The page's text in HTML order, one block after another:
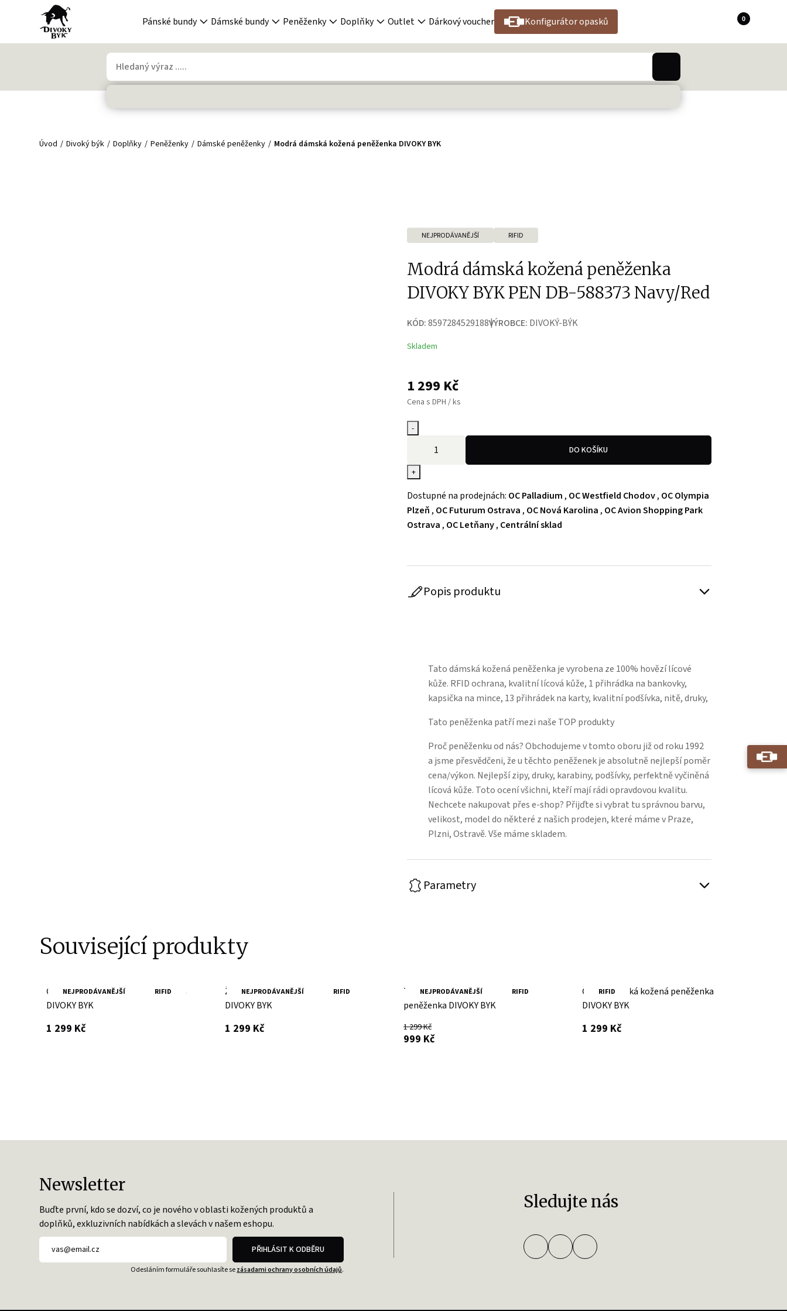
Pánské bundy Dámské bundy Peněženky Doplňky Outlet Dárkový voucher Konfigurátor opasků 0
Úvod Divoký býk Doplňky Peněženky Dámské peněženky Modrá dámská kožená peněženka DIVOKY BYK
NEJPRODÁVANĚJŠÍ RIFID
Modrá dámská kožená peněženka
DIVOKY BYK PEN DB-588373 Navy/Red
KÓD:8597284529188VÝROBCE: DIVOKÝ-BÝK
Skladem
1 299 Kč
Cena s DPH / ks
-
+
DO KOŠÍKU
Dostupné na prodejnách: OC Palladium , OC Westfield Chodov, OC Olympia
Plzeň , OC Futurum Ostrava , OC Nová Karolina , OC Avion Shopping Park
Ostrava , OC Letňany, Centrální sklad
Popis produktu
Tato dámská kožená peněženka je vyrobena ze 100% hovězí lícové
kůže. RFID ochrana, kvalitní lícová kůže, 1 přihrádka na bankovky,
kapsička na mince, 13 přihrádek na karty, kvalitní podšívka, nitě, druky,
Tato peněženka patří mezi naše TOP produkty
Proč peněženku od nás? Obchodujeme v tomto oboru již od roku 1992
a jsme přesvědčeni, že u těchto peněženek je absolutně nejlepší poměr
cena/výkon. Nejlepší zipy, druky, karabiny, podšívky, perfektně vyčiněná
lícová kůže. Toto ocení všichni, kteří mají rádi opravdovou kvalitu.
Nechcete nakupovat přes e-shop? Přijďte si vybrat tu správnou barvu,
velikost, model do některé z našich prodejen, které máme v Praze,
Plzni, Ostravě. Vše máme skladem.
Parametry
Související produkty
NEJPRODÁVANĚJŠÍ RIFID
Červená dámská kožená peněženka
DIVOKY BYK
1 299 Kčs DPH
NEJPRODÁVANĚJŠÍ RIFID
Žlutá dámská kožená peněženka
DIVOKY BYK
1 299 Kčs DPH
NEJPRODÁVANĚJŠÍ RIFID
Tmavě červená dámská kožená
peněženka DIVOKY BYK
1 299 Kč
999 Kčs DPH
RIFID
Černá dámská kožená peněženka
DIVOKY BYK
1 299 Kčs DPH
Newsletter
Buďte první, kdo se dozví, co je nového v oblasti kožených produktů a
doplňků, exkluzivních nabídkách a slevách v našem eshopu.
PŘIHLÁSIT K ODBĚRU
Odesláním formuláře souhlasíte sezásadami ochrany osobních údajů.
Sledujte nás